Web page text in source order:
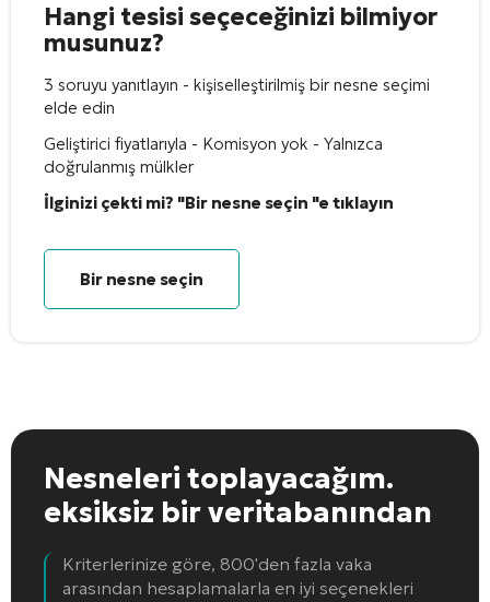
Hangi tesisi seçeceğinizi bilmiyor
musunuz?
3 soruyu yanıtlayın - kişiselleştirilmiş bir nesne seçimi
elde edin
Geliştirici fiyatlarıyla - Komisyon yok - Yalnızca
doğrulanmış mülkler
İlginizi çekti mi? "Bir nesne seçin "e tıklayın
Bir nesne seçin
Nesneleri toplayacağım.
eksiksiz bir veritabanından
Kriterlerinize göre, 800'den fazla vaka
arasından hesaplamalarla en iyi seçenekleri